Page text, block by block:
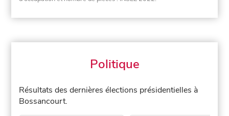
Politique
Résultats des dernières élections présidentielles à
Bossancourt.